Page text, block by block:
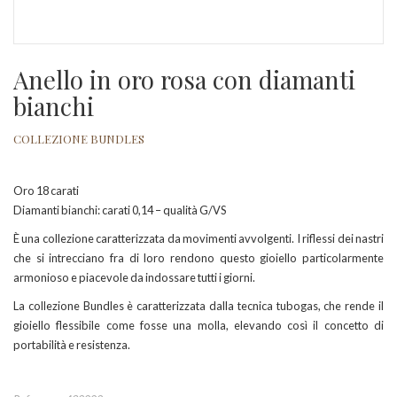
Anello in oro rosa con diamanti
bianchi
COLLEZIONE BUNDLES
Oro 18 carati
Diamanti bianchi: carati 0,14 – qualità G/VS
È una collezione caratterizzata da movimenti avvolgenti. I riflessi dei nastri
che si intrecciano fra di loro rendono questo gioiello particolarmente
armonioso e piacevole da indossare tutti i giorni.
La collezione Bundles è caratterizzata dalla tecnica tubogas, che rende il
gioiello flessibile come fosse una molla, elevando così il concetto di
portabilità e resistenza.